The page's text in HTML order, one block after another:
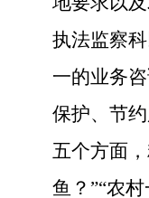
执法监察
一的业务
保护、节
五个方面
鱼？”“农